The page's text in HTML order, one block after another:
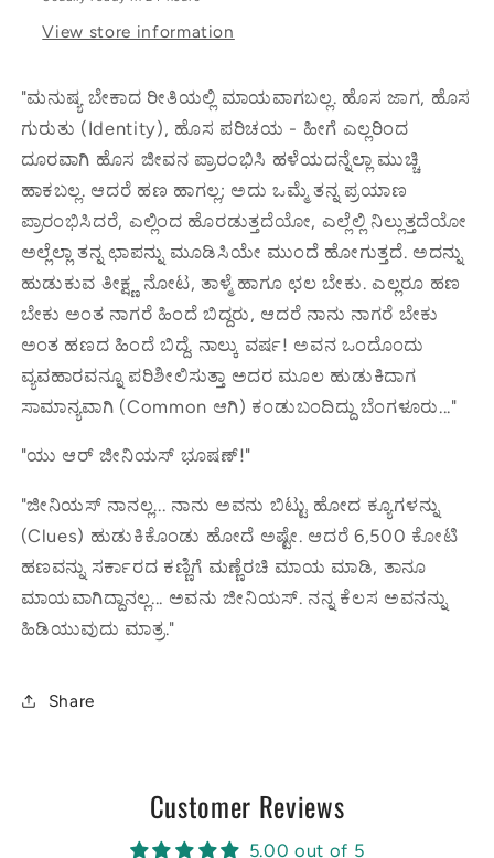
View store information
"ಮನುಷ್ಯ ಬೇಕಾದ ರೀತಿಯಲ್ಲಿ ಮಾಯವಾಗಬಲ್ಲ. ಹೊಸ ಜಾಗ, ಹೊಸ
ಗುರುತು (Identity), ಹೊಸ ಪರಿಚಯ - ಹೀಗೆ ಎಲ್ಲರಿಂದ
ದೂರವಾಗಿ ಹೊಸ ಜೀವನ ಪ್ರಾರಂಭಿಸಿ ಹಳೆಯದನ್ನೆಲ್ಲಾ ಮುಚ್ಚಿ
ಹಾಕಬಲ್ಲ. ಆದರೆ ಹಣ ಹಾಗಲ್ಲ; ಅದು ಒಮ್ಮೆ ತನ್ನ ಪ್ರಯಾಣ
ಪ್ರಾರಂಭಿಸಿದರೆ, ಎಲ್ಲಿಂದ ಹೊರಡುತ್ತದೆಯೋ, ಎಲ್ಲೆಲ್ಲಿ ನಿಲ್ಲುತ್ತದೆಯೋ
ಅಲ್ಲೆಲ್ಲಾ ತನ್ನ ಛಾಪನ್ನು ಮೂಡಿಸಿಯೇ ಮುಂದೆ ಹೋಗುತ್ತದೆ. ಅದನ್ನು
ಹುಡುಕುವ ತೀಕ್ಷ್ಣ ನೋಟ, ತಾಳ್ಮೆ ಹಾಗೂ ಛಲ ಬೇಕು. ಎಲ್ಲರೂ ಹಣ
ಬೇಕು ಅಂತ ನಾಗರೆ ಹಿಂದೆ ಬಿದ್ದರು, ಆದರೆ ನಾನು ನಾಗರೆ ಬೇಕು
ಅಂತ ಹಣದ ಹಿಂದೆ ಬಿದ್ದೆ. ನಾಲ್ಕು ವರ್ಷ! ಅವನ ಒಂದೊಂದು
ವ್ಯವಹಾರವನ್ನೂ ಪರಿಶೀಲಿಸುತ್ತಾ ಅದರ ಮೂಲ ಹುಡುಕಿದಾಗ
ಸಾಮಾನ್ಯವಾಗಿ (Common ಆಗಿ) ಕಂಡುಬಂದಿದ್ದು ಬೆಂಗಳೂರು..."
"ಯು ಆರ್ ಜೀನಿಯಸ್ ಭೂಷಣ್!"
"ಜೀನಿಯಸ್ ನಾನಲ್ಲ... ನಾನು ಅವನು ಬಿಟ್ಟು ಹೋದ ಕ್ಯೂಗಳನ್ನು
(Clues) ಹುಡುಕಿಕೊಂಡು ಹೋದೆ ಅಷ್ಟೇ. ಆದರೆ 6,500 ಕೋಟಿ
ಹಣವನ್ನು ಸರ್ಕಾರದ ಕಣ್ಣಿಗೆ ಮಣ್ಣೆರಚಿ ಮಾಯ ಮಾಡಿ, ತಾನೂ
ಮಾಯವಾಗಿದ್ದಾನಲ್ಲ... ಅವನು ಜೀನಿಯಸ್. ನನ್ನ ಕೆಲಸ ಅವನನ್ನು
ಹಿಡಿಯುವುದು ಮಾತ್ರ."
Share
Customer Reviews
5.00 out of 5